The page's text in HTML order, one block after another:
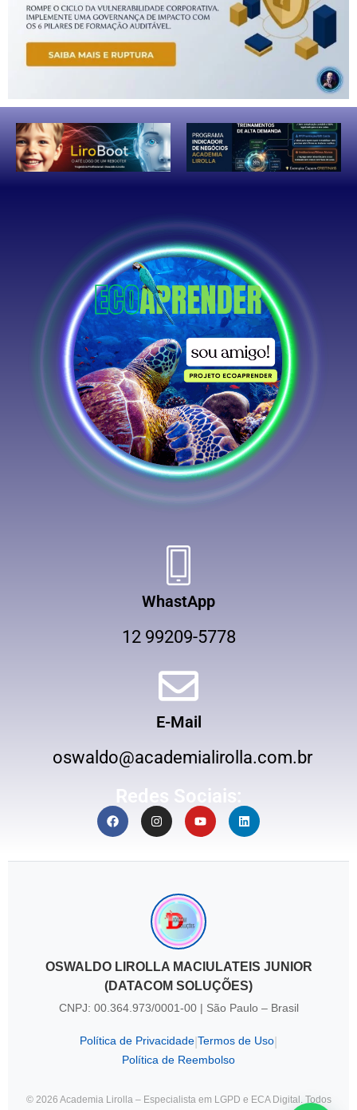
WhastApp
12 99209-5778
E-Mail
oswaldo@academialirolla.com.br
Redes Sociais:
OSWALDO LIROLLA MACIULATEIS JUNIOR
(DATACOM SOLUÇÕES)
CNPJ: 00.364.973/0001-00 | São Paulo – Brasil
Política de Privacidade Termos de Uso
Política de Reembolso
© 2026 Academia Lirolla – Especialista em LGPD e ECA Digital. Todos